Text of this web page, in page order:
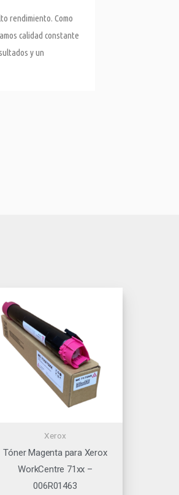
rendimiento. Como
calidad constante
y un
Xerox
Tóner Magenta para Xerox
WorkCentre 71xx –
006R01463